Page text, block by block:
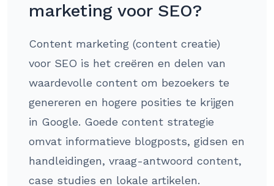
marketing voor SEO?
Content marketing (content creatie)
voor SEO is het creëren en delen van
waardevolle content om bezoekers te
genereren en hogere posities te krijgen
in Google. Goede content strategie
omvat informatieve blogposts, gidsen en
handleidingen, vraag-antwoord content,
case studies en lokale artikelen.